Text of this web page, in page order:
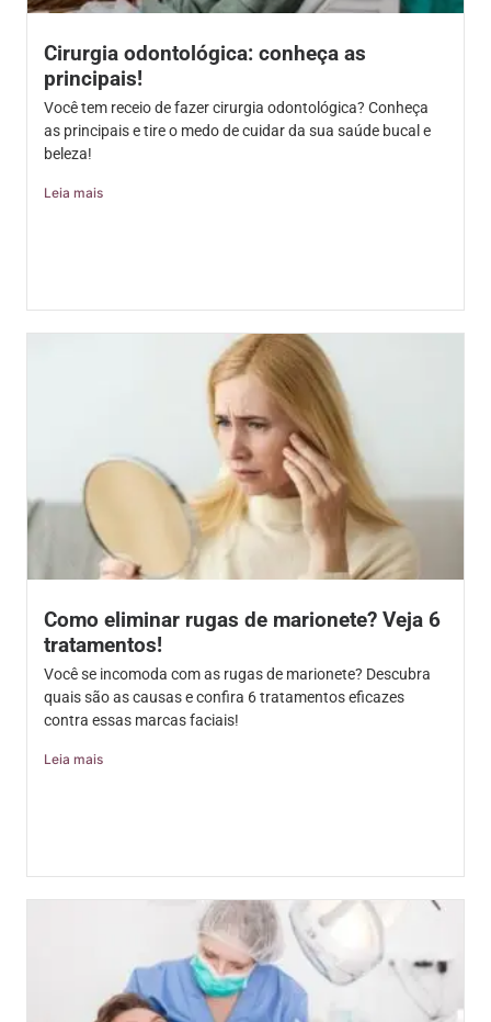
Cirurgia odontológica: conheça as
principais!
Você tem receio de fazer cirurgia odontológica? Conheça
as principais e tire o medo de cuidar da sua saúde bucal e
beleza!
Leia mais
Como eliminar rugas de marionete? Veja 6
tratamentos!
Você se incomoda com as rugas de marionete? Descubra
quais são as causas e confira 6 tratamentos eficazes
contra essas marcas faciais!
Leia mais